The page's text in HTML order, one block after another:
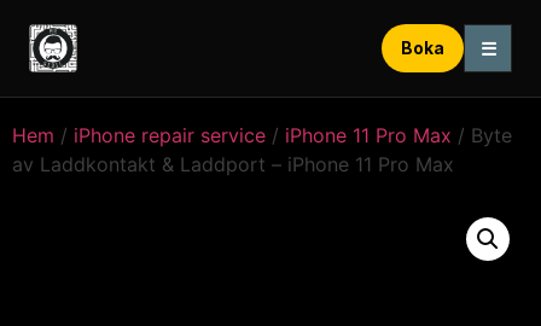
Boka ☰
Hem / iPhone repair service / iPhone 11 Pro Max / Byte
av Laddkontakt & Laddport – iPhone 11 Pro Max